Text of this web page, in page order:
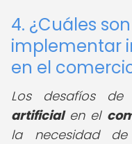
4. ¿Cuáles
implementar
en el
Los desafíos de
artificialen el
la necesidad